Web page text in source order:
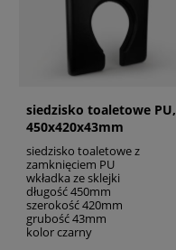
Nazwa Z-A
Od popularnych
Od najnowszych
siedzisko toaletowe PU,
450x420x43mm
siedzisko toaletowe z
zamknięciem PU
wkładka ze sklejki
długość 450mm
szerokość 420mm
grubość 43mm
kolor czarny